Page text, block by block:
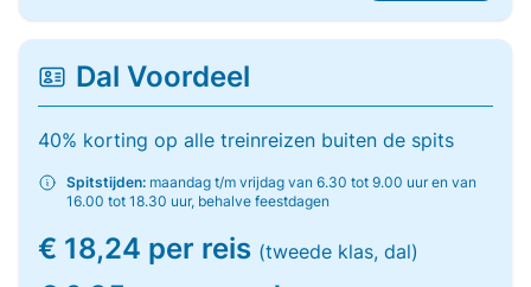
Dal Voordeel
40% korting op alle treinreizen buiten de spits
Spitstijden: maandag t/m vrijdag van 6.30 tot 9.00 uur en van
16.00 tot 18.30 uur, behalve feestdagen
€ 18,24 per reis (tweede klas, dal)